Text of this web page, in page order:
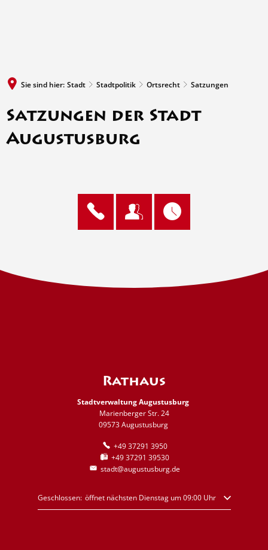
Sie sind hier: Stadt Stadtpolitik Ortsrecht Satzungen
Satzungen der Stadt
Augustusburg
Rathaus
Stadtverwaltung Augustusburg
Marienberger Str. 24
09573 Augustusburg
+49 37291 3950
+49 37291 39530
stadt@augustusburg.de
Klicken, um weitere Öffnungs- oder Schließzeiten auszublenden
Geschlossen: öffnet nächsten Dienstag um 09:00 Uhr